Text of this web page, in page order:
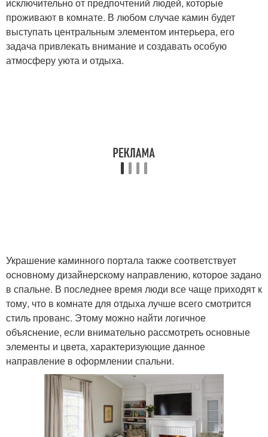
проживают в комнате. В любом случае камин будет
выступать центральным элементом интерьера, его
задача привлекать внимание и создавать особую
атмосферу уюта и отдыха.
Украшение каминного портала также соответствует
основному дизайнерскому направлению, которое задано
в спальне. В последнее время люди все чаще приходят к
тому, что в комнате для отдыха лучше всего смотрится
стиль прованс. Этому можно найти логичное
объяснение, если внимательно рассмотреть основные
элементы и цвета, характеризующие данное
направление в оформлении спальни.